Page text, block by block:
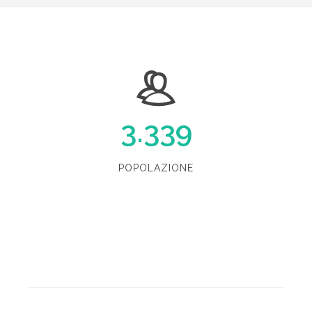
3.339
POPOLAZIONE